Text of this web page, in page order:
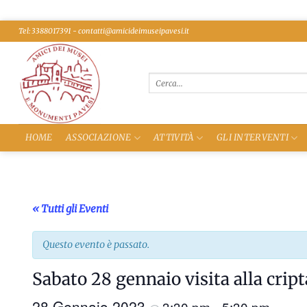
Salta
ai
contenuti
Tel: 3388017391 - contatti@amicideimuseipavesi.it
HOME ASSOCIAZIONE ATTIVITÀ GLI INTERVENTI
« Tutti gli Eventi
Questo evento è passato.
Sabato 28 gennaio visita alla